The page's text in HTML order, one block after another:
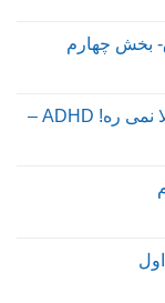
51 – الهام سهیلی – ماهی از کوه بالا نمی ره! ADHD –